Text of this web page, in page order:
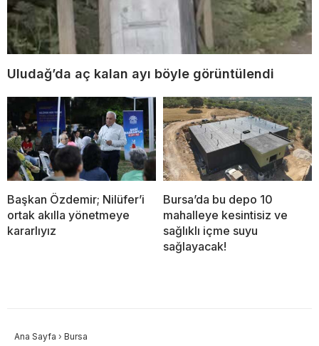
Uludağ’da aç kalan ayı böyle görüntülendi
Başkan Özdemir; Nilüfer’i
ortak akılla yönetmeye
kararlıyız
Bursa’da bu depo 10
mahalleye kesintisiz ve
sağlıklı içme suyu
sağlayacak!
Ana Sayfa › Bursa